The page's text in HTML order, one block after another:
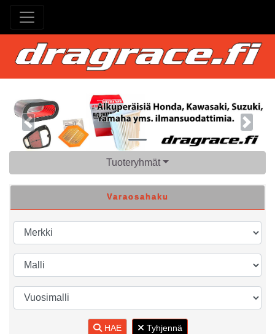
Previous Next
Tuoteryhmät
Varaosahaku
HAE Tyhjennä